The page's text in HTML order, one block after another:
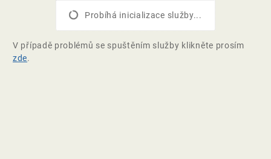
Probíhá inicializace služby...
V případě problémů se spuštěním služby klikněte prosím
zde.